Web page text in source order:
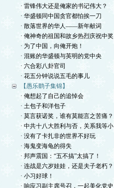
· 雷锋伟大还是俺家的书记伟大？
· 华盛顿同中国贪官都怕挨一刀
· 散落世界的华人——新年献词
· 俺神奇的祖国和故乡热烈庆祝中奖
· 为了中国，向俺开炮！
· 混账的华盛顿与英明的党中央
· 六合彩八卦官司
· 花五分钟说说五毛的事儿
【愚乐鹞子集锦】
· 俺想起了自己的追悼会
· 土包子和洋包子
· 莫言获诺奖，谁有莫能言之苦痛？
· 中共十八大胜利与否，关系我等小
· 没有了卡扎非的世界不好玩
· 海鬼变海龟的得失
· 邦声震国：“五不搞”太搞了！
· 连战是六岁娃娃，还是夫子老朽？
· 小习好球！
· 响应习副主席号召，一起美化党史